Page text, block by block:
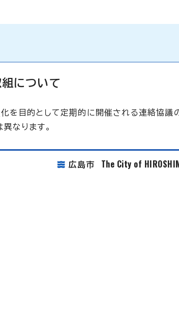
について
を目的として定期的に開催される連絡協議
なります。
広島市 The City of